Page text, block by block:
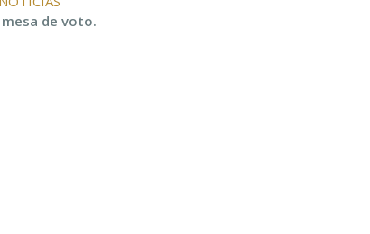
de voto.